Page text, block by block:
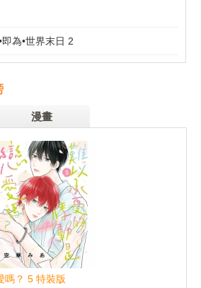
為•世界末日 2
漫畫
嗎？ 5 特裝版